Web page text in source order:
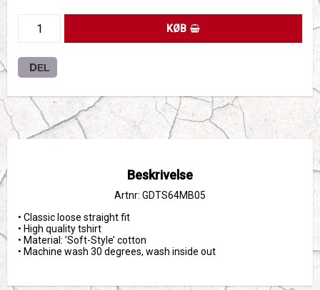
KØB
DEL
Beskrivelse
Artnr: GDTS64MB05
• Classic loose straight fit
• High quality tshirt
• Material: ’Soft-Style’ cotton
• Machine wash 30 degrees, wash inside out